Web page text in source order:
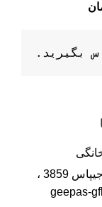
بگیرید.
چراغ قوه جیپاس ، چراغ قوه جیپاس 3859 ،
geepas-